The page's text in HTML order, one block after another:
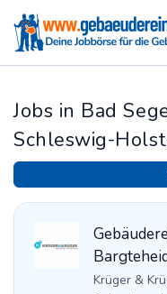
Jobs in Bad
Schleswig-
Krüger &